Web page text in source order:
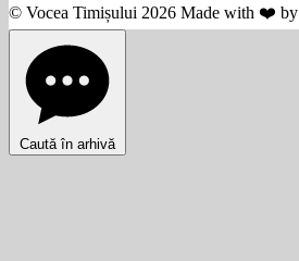
© Vocea Timișului 2026 Made with ❤️ by
Caută în arhivă